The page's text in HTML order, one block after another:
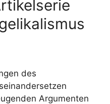
des
Argumenten